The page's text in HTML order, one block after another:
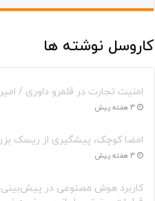
کاروسل نوشته ها
امنیت تجارت در قلمرو داوری /
3 هفته پیش
امضا کوچک، پیشگیری از ریسک
3 هفته پیش
کاربرد هوش مصنوعی در